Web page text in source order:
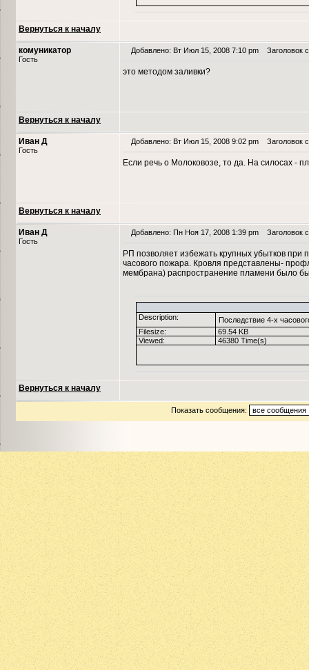
Вернуться к началу
комуникатор
Гость
Добавлено: Вт Июл 15, 2008 7:10 pm Заголовок
это методом заливки?
Вернуться к началу
Иван Д
Гость
Добавлено: Вт Июл 15, 2008 9:02 pm Заголовок
Если речь о Молоковозе, то да. На силосах -
Вернуться к началу
Иван Д
Гость
Добавлено: Пн Ноя 17, 2008 1:39 pm Заголовок
РП позволяет избежать крупных убытков при
часового пожара. Кровля представлены-
мембрана) распространение пламени было
Description:
Последствие 4-х
Filesize:
69.54 KB
Viewed:
46380 Time(s)
Вернуться к началу
Показать сообщения: